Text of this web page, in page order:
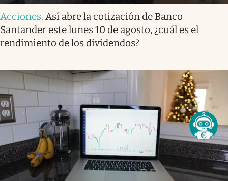
Acciones. Así abre la cotización de Banco
Santander este lunes 10 de agosto, ¿cuál es el
rendimiento de los dividendos?